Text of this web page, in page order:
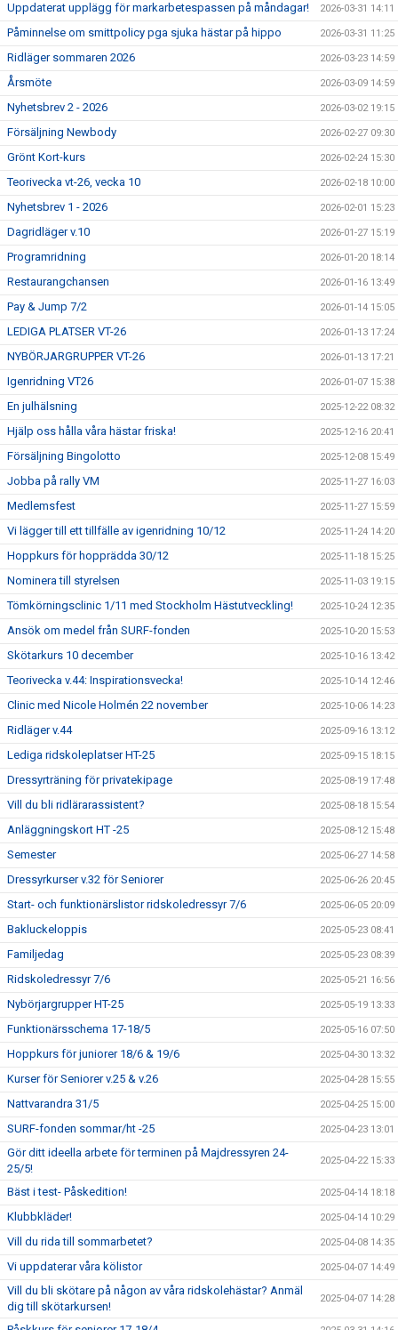
Uppdaterat upplägg för markarbetespassen på måndagar! 2026-03-31 14:11
Påminnelse om smittpolicy pga sjuka hästar på hippo 2026-03-31 11:25
Ridläger sommaren 2026 2026-03-23 14:59
Årsmöte 2026-03-09 14:59
Nyhetsbrev 2 - 2026 2026-03-02 19:15
Försäljning Newbody 2026-02-27 09:30
Grönt Kort-kurs 2026-02-24 15:30
Teorivecka vt-26, vecka 10 2026-02-18 10:00
Nyhetsbrev 1 - 2026 2026-02-01 15:23
Dagridläger v.10 2026-01-27 15:19
Programridning 2026-01-20 18:14
Restaurangchansen 2026-01-16 13:49
Pay & Jump 7/2 2026-01-14 15:05
LEDIGA PLATSER VT-26 2026-01-13 17:24
NYBÖRJARGRUPPER VT-26 2026-01-13 17:21
Igenridning VT26 2026-01-07 15:38
En julhälsning 2025-12-22 08:32
Hjälp oss hålla våra hästar friska! 2025-12-16 20:41
Försäljning Bingolotto 2025-12-08 15:49
Jobba på rally VM 2025-11-27 16:03
Medlemsfest 2025-11-27 15:59
Vi lägger till ett tillfälle av igenridning 10/12 2025-11-24 14:20
Hoppkurs för hopprädda 30/12 2025-11-18 15:25
Nominera till styrelsen 2025-11-03 19:15
Tömkörningsclinic 1/11 med Stockholm Hästutveckling! 2025-10-24 12:35
Ansök om medel från SURF-fonden 2025-10-20 15:53
Skötarkurs 10 december 2025-10-16 13:42
Teorivecka v.44: Inspirationsvecka! 2025-10-14 12:46
Clinic med Nicole Holmén 22 november 2025-10-06 14:23
Ridläger v.44 2025-09-16 13:12
Lediga ridskoleplatser HT-25 2025-09-15 18:15
Dressyrträning för privatekipage 2025-08-19 17:48
Vill du bli ridlärarassistent? 2025-08-18 15:54
Anläggningskort HT -25 2025-08-12 15:48
Semester 2025-06-27 14:58
Dressyrkurser v.32 för Seniorer 2025-06-26 20:45
Start- och funktionärslistor ridskoledressyr 7/6 2025-06-05 20:09
Bakluckeloppis 2025-05-23 08:41
Familjedag 2025-05-23 08:39
Ridskoledressyr 7/6 2025-05-21 16:56
Nybörjargrupper HT-25 2025-05-19 13:33
Funktionärsschema 17-18/5 2025-05-16 07:50
Hoppkurs för juniorer 18/6 & 19/6 2025-04-30 13:32
Kurser för Seniorer v.25 & v.26 2025-04-28 15:55
Nattvarandra 31/5 2025-04-25 15:00
SURF-fonden sommar/ht -25 2025-04-23 13:01
Gör ditt ideella arbete för terminen på Majdressyren 24-
25/5!
2025-04-22 15:33
Bäst i test- Påskedition! 2025-04-14 18:18
Klubbkläder! 2025-04-14 10:29
Vill du rida till sommarbetet? 2025-04-08 14:35
Vi uppdaterar våra kölistor 2025-04-07 14:49
Vill du bli skötare på någon av våra ridskolehästar? Anmäl
dig till skötarkursen!
2025-04-07 14:28